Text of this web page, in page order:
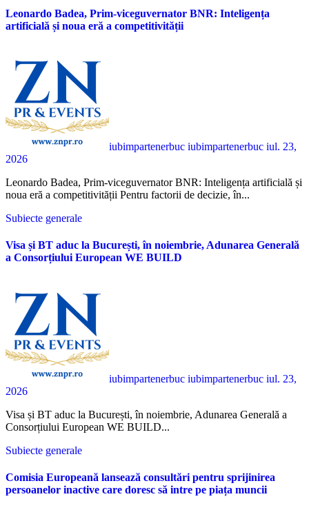
Leonardo Badea, Prim-viceguvernator BNR: Inteligența
artificială și noua eră a competitivității
iubimpartenerbuc iubimpartenerbuc iul. 23,
2026
Leonardo Badea, Prim-viceguvernator BNR: Inteligența artificială și
noua eră a competitivității Pentru factorii de decizie, în...
Subiecte generale
Visa și BT aduc la București, în noiembrie, Adunarea Generală
a Consorțiului European WE BUILD
iubimpartenerbuc iubimpartenerbuc iul. 23,
2026
Visa și BT aduc la București, în noiembrie, Adunarea Generală a
Consorțiului European WE BUILD...
Subiecte generale
Comisia Europeană lansează consultări pentru sprijinirea
persoanelor inactive care doresc să intre pe piața muncii